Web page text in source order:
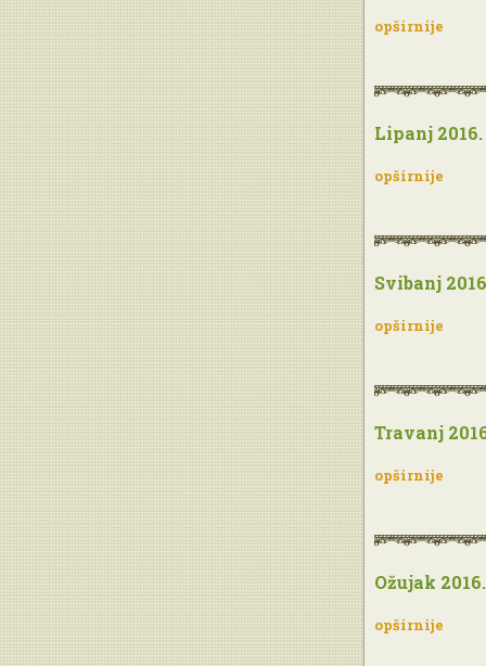
opširnije
Lipanj 2016.
opširnije
Svibanj
opširnije
Travanj
opširnije
Ožujak 2016.
opširnije